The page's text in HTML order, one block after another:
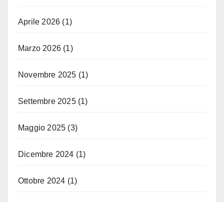
Aprile 2026 (1)
Marzo 2026 (1)
Novembre 2025 (1)
Settembre 2025(1)
Maggio 2025 (3)
Dicembre 2024 (1)
Ottobre 2024 (1)